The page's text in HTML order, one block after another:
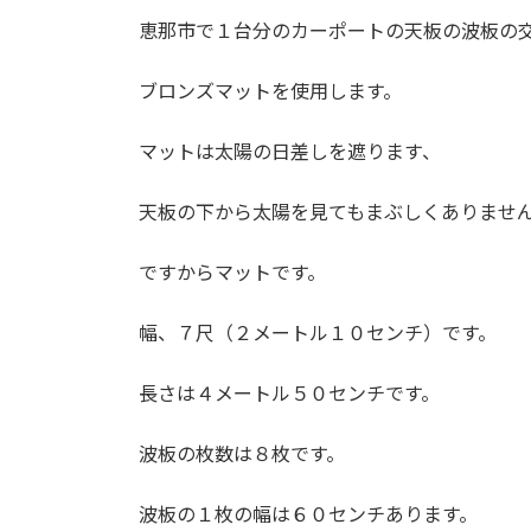
新
時
:
恵那市で１台分のカーポートの天板の波板の
ブロンズマットを使用します。
マットは太陽の日差しを遮ります、
天板の下から太陽を見てもまぶしくありません
ですからマットです。
幅、７尺（２メートル１０センチ）です。
長さは４メートル５０センチです。
波板の枚数は８枚です。
波板の１枚の幅は６０センチあります。